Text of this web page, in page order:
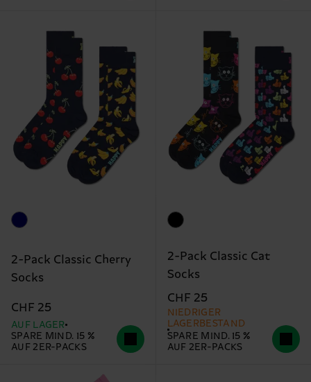
2-Pack Classic Cherry
Socks
CHF 25
AUF LAGER
SPARE MIND. 15 %
AUF 2ER-PACKS
2-Pack Classic Cat
Socks
CHF 25
NIEDRIGER
LAGERBESTAND
SPARE MIND. 15 %
AUF 2ER-PACKS